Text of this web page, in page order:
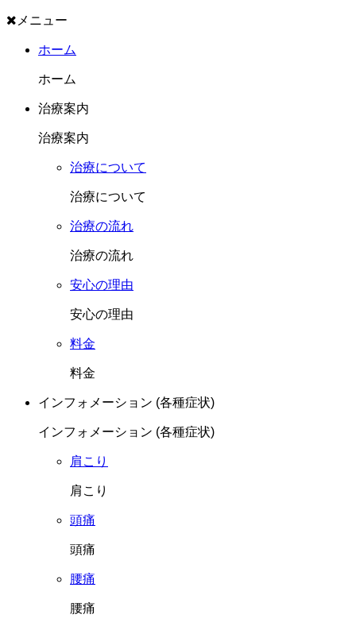
メニュー
ホーム
ホーム
治療案内
治療案内
治療について
治療について
治療の流れ
治療の流れ
安心の理由
安心の理由
料金
料金
インフォメーション (各種症状)
インフォメーション (各種症状)
肩こり
肩こり
頭痛
頭痛
腰痛
腰痛